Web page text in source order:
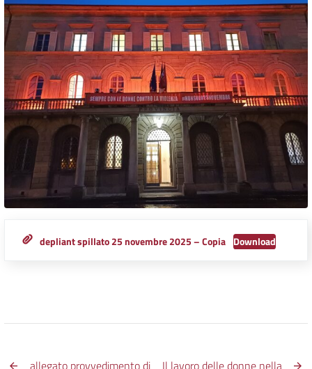
depliant spillato 25 novembre 2025 – Copia Download
allegato provvedimento di
Il lavoro delle donne nella